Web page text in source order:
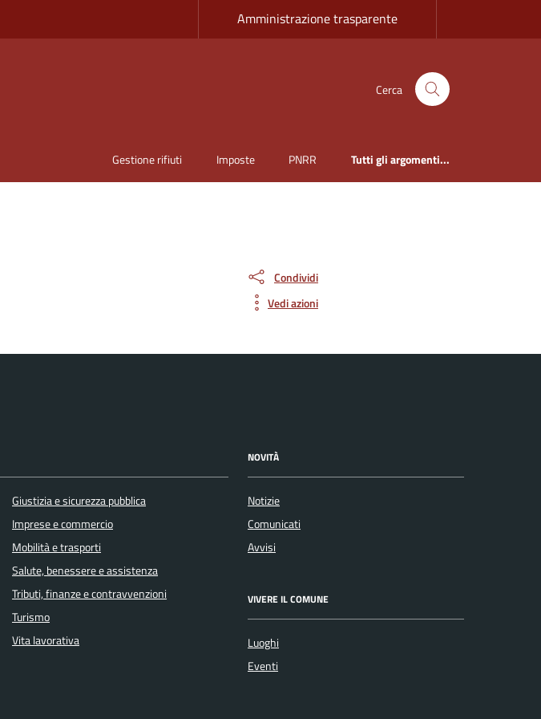
Amministrazione trasparente
Cerca
Gestione rifiuti Imposte PNRR Tutti gli argomenti...
Condividi
Vedi azioni
Giustizia e sicurezza pubblica
Imprese e commercio
Mobilità e trasporti
Salute, benessere e assistenza
Tributi, finanze e contravvenzioni
Turismo
Vita lavorativa
NOVITÀ
Notizie
Comunicati
Avvisi
VIVERE IL COMUNE
Luoghi
Eventi